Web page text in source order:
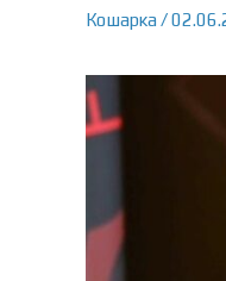
Кошарка /